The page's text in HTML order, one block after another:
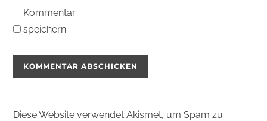
Kommentar
speichern.
Diese Website verwendet Akismet, um Spam zu